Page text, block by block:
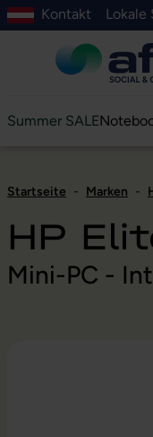
springen
Suche springen
Zur Hauptnavigation
Zur Navigation
Kontakt Lokale
Summer SALE
Startseite - Marken -
HP
Mini-PC -